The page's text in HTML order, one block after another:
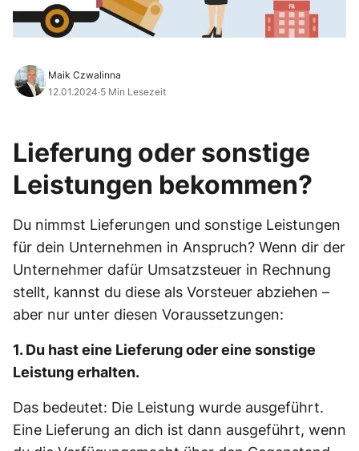
Maik Czwalinna
12.01.2024·5 Min Lesezeit
Lieferung oder sonstige
Leistungen bekommen?
Du nimmst Lieferungen und sonstige Leistungen
für dein Unternehmen in Anspruch? Wenn dir der
Unternehmer dafür Umsatzsteuer in Rechnung
stellt, kannst du diese als Vorsteuer abziehen –
aber nur unter diesen Voraussetzungen:
1. Du hast eine Lieferung oder eine sonstige
Leistung erhalten.
Das bedeutet: Die Leistung wurde ausgeführt.
Eine Lieferung an dich ist dann ausgeführt, wenn